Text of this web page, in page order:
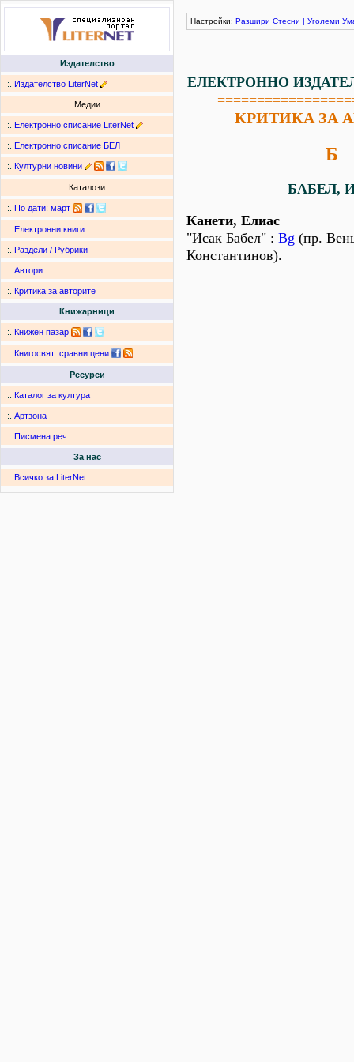
Издателство
:. Издателство LiterNet
Медии
:. Електронно списание LiterNet
:. Електронно списание БЕЛ
:. Културни новини
Каталози
:. По дати: март
:. Електронни книги
:. Раздели / Рубрики
:. Автори
:. Критика за авторите
Книжарници
:. Книжен пазар
:. Книгосвят: сравни цени
Ресурси
:. Каталог за култура
:. Артзона
:. Писмена реч
За нас
:. Всичко за LiterNet
Настройки: Разшири Стесни | Уголеми
ЕЛЕКТРОННО
КРИТИКА ЗА
Б
БАБЕЛ,
Канети, Елиас
"Исак Бабел" : Bg (пр.
Константинов).